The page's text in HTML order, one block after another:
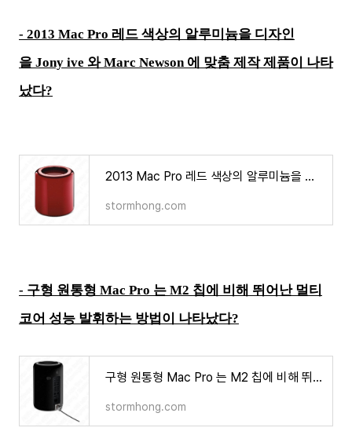
- 2013 Mac Pro 레드 색상의 알루미늄을 디자인
을 Jony ive 와 Marc Newson 에 맞춤 제작 제품이 나타
났다?
2013 Mac Pro 레드 색상의 알루미늄을 디자인을 Jony ive 와 Marc Newson 에 맞춤 제작 제품이 나타났다?
stormhong.com
- 구형 원통형 Mac Pro 는 M2 칩에 비해 뛰어난 멀티
코어 성능 발휘하는 방법이 나타났다?
구형 원통형 Mac Pro 는 M2 칩에 비해 뛰어난 멀티코어 성능 발휘하는 방법이 나타났다?
stormhong.com